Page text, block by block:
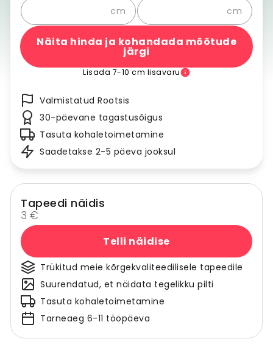
cm cm
Näita hinda ja kohandada mõõtude
järgi
Lisada 7-10 cm lisavaru
Valmistatud Rootsis
30-päevane tagastusõigus
Tasuta kohaletoimetamine
Saadetakse 2-5 päeva jooksul
Tapeedi näidis
3 €
Telli näidise
Trükitud meie kõrgekvaliteedilisele tapeedile
Suurendatud, et näidata tegelikku pilti
Tasuta kohaletoimetamine
Tarneaeg 6-11 tööpäeva